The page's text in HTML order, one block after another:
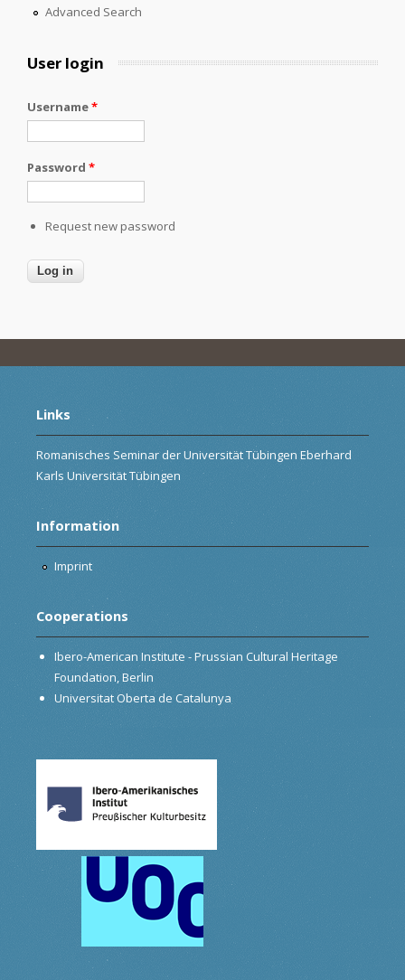
Advanced Search
User login
Username*
Password *
Request new password
Links
Romanisches Seminar der Universität Tübingen Eberhard
Karls Universität Tübingen
Information
Imprint
Cooperations
Ibero-American Institute - Prussian Cultural Heritage
Foundation, Berlin
Universitat Oberta de Catalunya